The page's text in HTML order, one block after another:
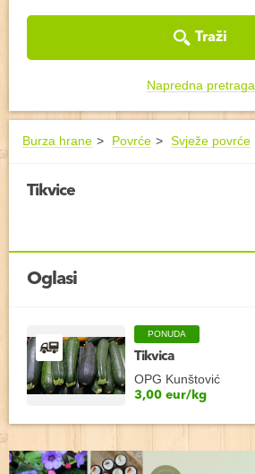
Traži
Napredna pretraga
Burza hrane Povrće Svježe povrće
Tikvice
Oglasi
PONUDA
Tikvica
OPG Kunštović
3,00 eur/kg